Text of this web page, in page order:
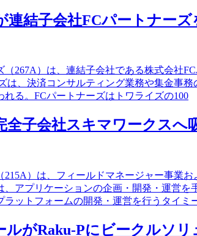
連結子会社FCパートナー
（267A）は、連結子会社である株式会社
は、決済コンサルティング業務や集金事
れる。FCパートナーズはトワライズの100
全子会社スキマワークス
215A）は、フィールドマネージャー事業
、アプリケーションの企画・開発・運営
ラットフォームの開発・運営を行うタイミ
ルがRaku-Pにビークルソ